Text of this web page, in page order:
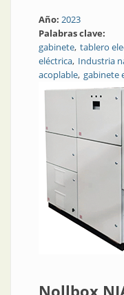
Año: 2023
Palabras clave:
gabinete tablero
eléctrica Industria
acoplable gabinete
Nollbox